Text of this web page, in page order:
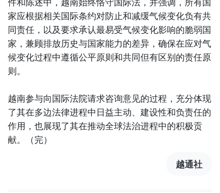
家应根据相关国际条约对防止和减缓气候变化负有共
同责任，以及要求承认最易受气候变化影响的脆弱国
家，兼顾排放历史与国家能力的差异，确保在应对气
候变化过程中遵循公平原则和共同但有区别的责任原
则。
越南参与向国际法院请求咨询意见的过程，充分体现
了其在多边法律进程中日益主动、建设性和负责任的
作用，也展现了其在推动全球法治进程中的积极贡
献。（完）
越通社